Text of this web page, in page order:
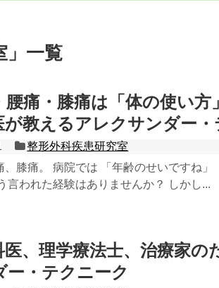
」 一覧
腰痛・膝痛は「体の使い方
が教えるアレクサンダー・
整形外科疾患研究室
、膝痛。 病院では 「年齢のせいですね」
言われた経験はありませんか？ しかし...
医、理学療法士、治療家の
ー・テクニーク